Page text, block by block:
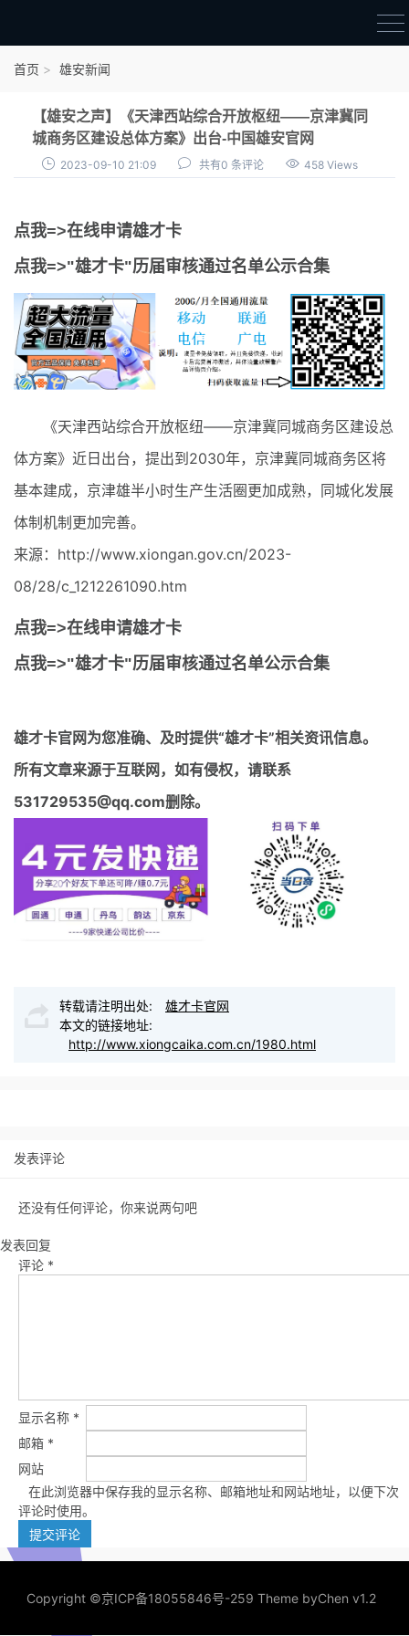
点我申领雄才卡
审核通过公示
首页 雄安新闻
【雄安之声】《天津西站综合开放枢纽——京津冀同
城商务区建设总体方案》出台-中国雄安官网
2023-09-10 21:09 共有0 条评论 458 Views
点我=>在线申请雄才卡
点我=>"雄才卡"历届审核通过名单公示合集
《天津西站综合开放枢纽——京津冀同城商务区建设总
体方案》近日出台，提出到2030年，京津冀同城商务区将
基本建成，京津雄半小时生产生活圈更加成熟，同城化发展
体制机制更加完善。
来源：http://www.xiongan.gov.cn/2023-
08/28/c_1212261090.htm
点我=>在线申请雄才卡
点我=>"雄才卡"历届审核通过名单公示合集
雄才卡官网为您准确、及时提供“雄才卡”相关资讯信息。
所有文章来源于互联网，如有侵权，请联系
531729535@qq.com删除。
转载请注明出处:
雄才卡官网
本文的链接地址:
http://www.xiongcaika.com.cn/1980.html
发表评论
还没有任何评论，你来说两句吧
发表回复
评论 *
显示名称 *
邮箱 *
网站
在此浏览器中保存我的显示名称、邮箱地址和网站地址，以便下次
评论时使用。
Copyright ©京ICP备18055846号-259 Theme byChen v1.2